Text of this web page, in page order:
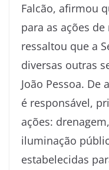
Falcão, afirmou
para as ações
ressaltou que a
diversas outras
João Pessoa. De
é responsável,
ações:
iluminação
estabelecidas